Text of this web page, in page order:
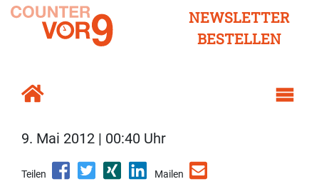
NEWSLETTER
BESTELLEN
9. Mai 2012 | 00:40 Uhr
Teilen Mailen